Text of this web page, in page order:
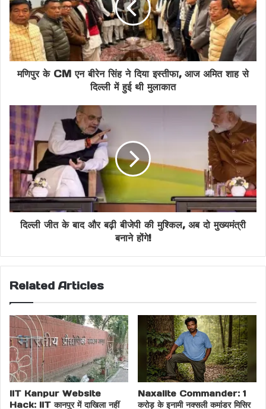
|@ImRo45 pic.twitter.com/uC6uY
hRXZ4
— BCCI (@BCCI)February 9, 2025
Facebook
broke the world record of sixes against
England
Rohit Sharma Six Record: Rohit Sharma
created history in Cuttack
Rohit Sharma Six Record: रोहित शर्मा ने कटक में रचा
इतिहास
इंग्लैंड के खिलाफ तोड़ा छक्कों का वर्ल्ड रिकॉर्ड
मणिपुर के CM एन बीरेन सिंह ने दिया इस्तीफा, आज अमित शाह से
दिल्ली में हुई थी मुलाकात
दिल्ली जीत के बाद और बढ़ी बीजेपी की मुश्किल, अब दो मुख्यमंत्री
बनाने होंगे!
Related Articles
IIT Kanpur Website
Hack: IIT कानपुर में दाखिला नहीं
Naxalite Commander: 1
करोड़ के इनामी नक्सली कमांडर मिसिर